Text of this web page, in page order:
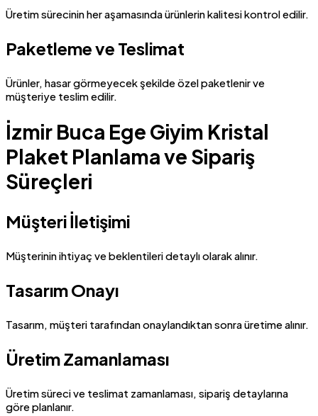
Üretim sürecinin her aşamasında ürünlerin kalitesi kontrol edilir.
Paketleme ve Teslimat
Ürünler, hasar görmeyecek şekilde özel paketlenir ve
müşteriye teslim edilir.
İzmir Buca Ege Giyim Kristal
Plaket Planlama ve Sipariş
Süreçleri
Müşteri İletişimi
Müşterinin ihtiyaç ve beklentileri detaylı olarak alınır.
Tasarım Onayı
Tasarım, müşteri tarafından onaylandıktan sonra üretime alınır.
Üretim Zamanlaması
Üretim süreci ve teslimat zamanlaması, sipariş detaylarına
göre planlanır.